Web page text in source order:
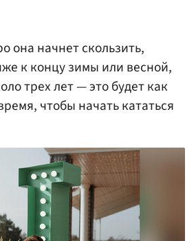
она начнет скользить,
к концу зимы или весной,
трех лет — это будет как
чтобы начать кататься